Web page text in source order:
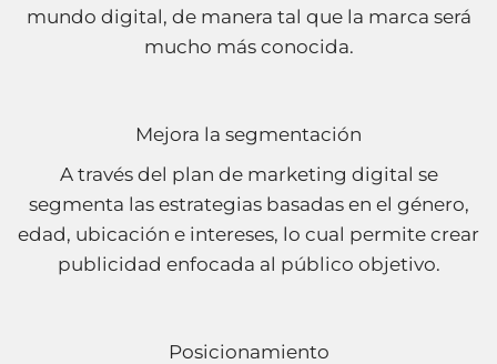
mundo digital, de manera tal que la marca será
mucho más conocida.
Mejora la segmentación
A través del plan de marketing digital se
segmenta las estrategias basadas en el género,
edad, ubicación e intereses, lo cual permite crear
publicidad enfocada al público objetivo.
Posicionamiento